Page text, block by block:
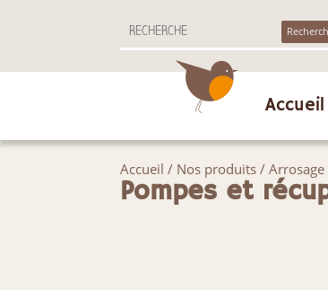
Accueil
Accueil / Nos produits /Arrosage
Pompes et